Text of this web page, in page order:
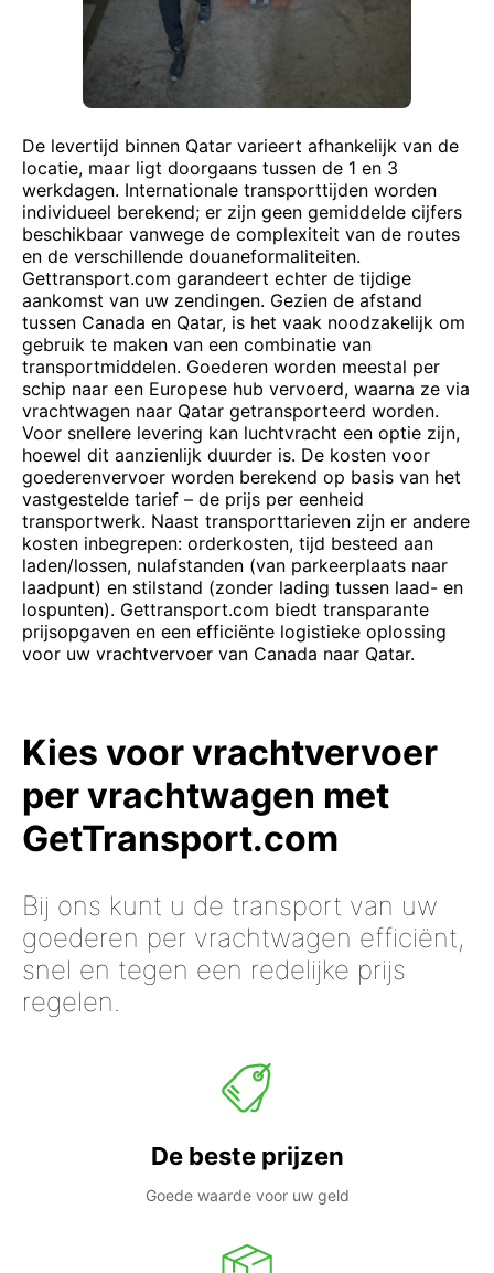
De levertijd binnen Qatar varieert afhankelijk van de
locatie, maar ligt doorgaans tussen de 1 en 3
werkdagen. Internationale transporttijden worden
individueel berekend; er zijn geen gemiddelde cijfers
beschikbaar vanwege de complexiteit van de routes
en de verschillende douaneformaliteiten.
Gettransport.com garandeert echter de tijdige
aankomst van uw zendingen. Gezien de afstand
tussen Canada en Qatar, is het vaak noodzakelijk om
gebruik te maken van een combinatie van
transportmiddelen. Goederen worden meestal per
schip naar een Europese hub vervoerd, waarna ze via
vrachtwagen naar Qatar getransporteerd worden.
Voor snellere levering kan luchtvracht een optie zijn,
hoewel dit aanzienlijk duurder is. De kosten voor
goederenvervoer worden berekend op basis van het
vastgestelde tarief – de prijs per eenheid
transportwerk. Naast transporttarieven zijn er andere
kosten inbegrepen: orderkosten, tijd besteed aan
laden/lossen, nulafstanden (van parkeerplaats naar
laadpunt) en stilstand (zonder lading tussen laad- en
lospunten). Gettransport.com biedt transparante
prijsopgaven en een efficiënte logistieke oplossing
voor uw vrachtvervoer van Canada naar Qatar.
Kies voor vrachtvervoer
per vrachtwagen met
GetTransport.com
Bij ons kunt u de transport van uw
goederen per vrachtwagen efficiënt,
snel en tegen een redelijke prijs
regelen.
De beste prijzen
Goede waarde voor uw geld